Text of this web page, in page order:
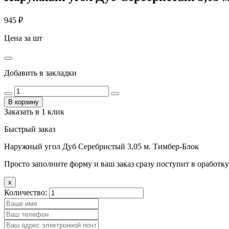
945 ₽
Цена за шт
Добавить в закладки
В корзину
Заказать в 1 клик
Быстрый заказ
Наружный угол Дуб Серебристый 3,05 м. Тимбер-Блок
Просто заполните форму и ваш заказ сразу поступит в
x
Количество: